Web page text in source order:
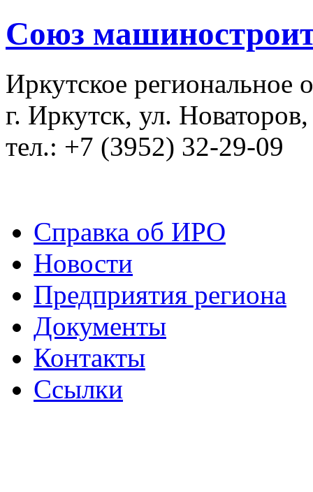
Союз
Иркутское региональное
г. Иркутск, ул.
тел.: +7 (3952) 32-29-09
Справка об ИРО
Новости
Предприятия региона
Документы
Контакты
Ссылки